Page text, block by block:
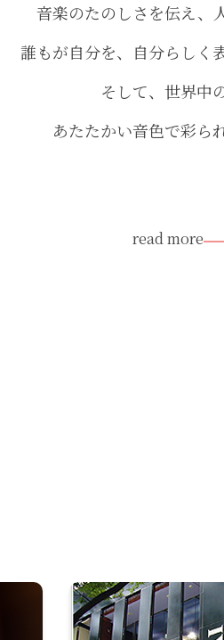
音楽のたのしさを伝え、
誰もが自分を、自分らしく
そして、世界中
あたたかい音色で彩ら
read more